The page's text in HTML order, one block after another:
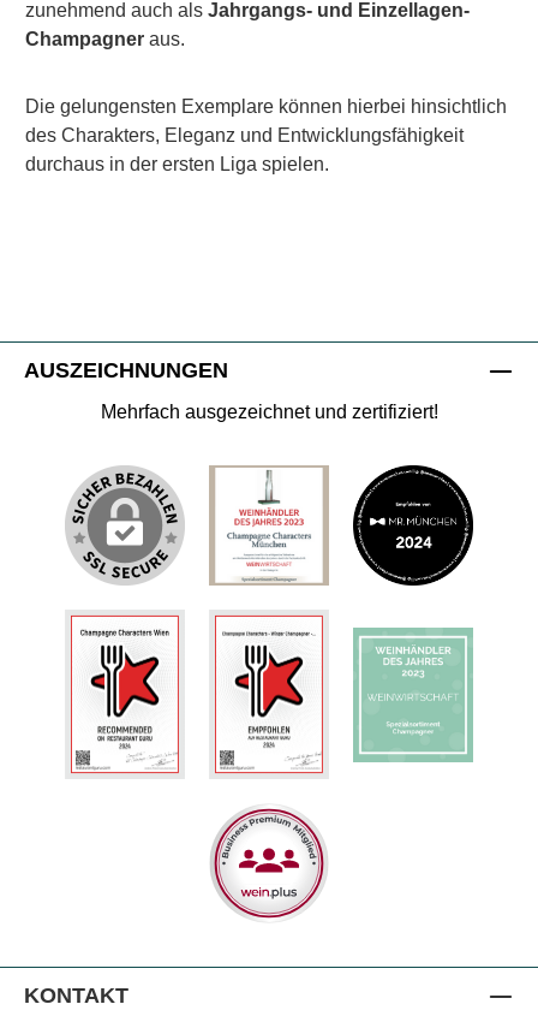
zunehmend auch als Jahrgangs- und Einzellagen-
Champagner aus.
Die gelungensten Exemplare können hierbei hinsichtlich
des Charakters, Eleganz und Entwicklungsfähigkeit
durchaus in der ersten Liga spielen.
AUSZEICHNUNGEN
Mehrfach ausgezeichnet und zertifiziert!
KONTAKT